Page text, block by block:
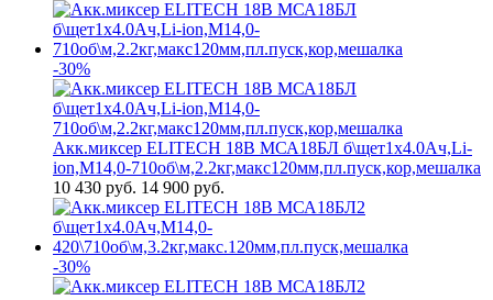
-30%
Акк.миксер ELITECH 18В МСА18БЛ б\щет1х4.0Ач,Li-
ion,М14,0-710об\м,2.2кг,макс120мм,пл.пуск,кор,мешалка
10 430 руб. 14 900 руб.
-30%